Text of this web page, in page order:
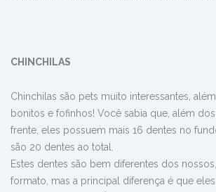
CHINCHILAS
Chinchilas são pets muito interessantes,
bonitos e fofinhos! Você sabia que, além
frente, eles possuem mais 16 dentes no
são 20 dentes ao total.
Estes dentes são bem diferentes dos
formato, mas a principal diferença é que